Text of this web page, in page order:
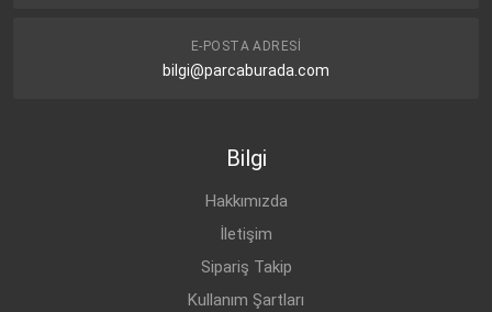
E-POSTA ADRESI
bilgi@parcaburada.com
Bilgi
Hakkımızda
İletişim
Sipariş Takip
Kullanım Şartları